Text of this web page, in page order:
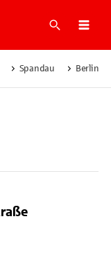
Suche
Spandau Berliner